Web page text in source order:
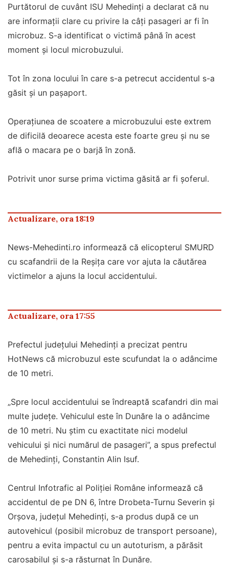
Purtătorul de cuvânt ISU Mehedinți a declarat că nu
are informații clare cu privire la câți pasageri ar fi în
microbuz. S-a identificat o victimă până în acest
moment și locul microbuzului.
Tot în zona locului în care s-a petrecut accidentul s-a
găsit și un pașaport.
Operațiunea de scoatere a microbuzului este extrem
de dificilă deoarece acesta este foarte greu și nu se
află o macara pe o barjă în zonă.
Potrivit unor surse prima victima găsită ar fi șoferul.
Actualizare, ora 18:19
News-Mehedinti.ro informează că elicopterul SMURD
cu scafandrii de la Reșița care vor ajuta la căutărea
victimelor a ajuns la locul accidentului.
Actualizare, ora 17:55
Prefectul județului Mehedinți a precizat pentru
HotNews că microbuzul este scufundat la o adâncime
de 10 metri.
„Spre locul accidentului se îndreaptă scafandri din mai
multe județe. Vehiculul este în Dunăre la o adâncime
de 10 metri. Nu știm cu exactitate nici modelul
vehicului și nici numărul de pasageri”, a spus prefectul
de Mehedinți, Constantin Alin Isuf.
Centrul Infotrafic al Poliţiei Române informează că
accidentul de pe DN 6, între Drobeta-Turnu Severin şi
Orşova, judeţul Mehedinţi, s-a produs după ce un
autovehicul (posibil microbuz de transport persoane),
pentru a evita impactul cu un autoturism, a părăsit
carosabilul şi s-a răsturnat în Dunăre.